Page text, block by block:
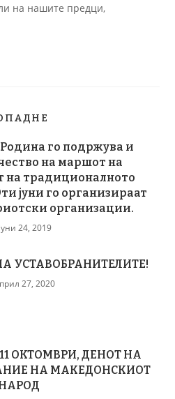
на нашите предци,
го подржува и
на маршот на
на традиционалното
јуни го организираат
организации.
јуни 24, 2019
УСТАВОБРАНИТЕЛИТЕ!
27, 2020
ОКТОМВРИ, ДЕНОТ НА
НА МАКЕДОНСКИОТ